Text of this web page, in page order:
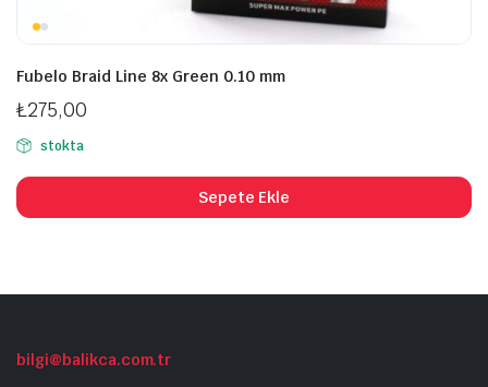
Fubelo Braid Line 8x Green 0.10 mm
₺275,00
stokta
Sepete Ekle
bilgi@balikca.com.tr